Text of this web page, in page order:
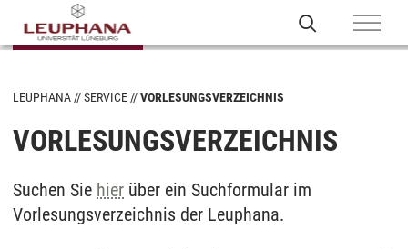
LEUPHANA SERVICE VORLESUNGSVERZEICHNIS
VORLESUNGSVERZEICHNIS
Suchen Sie hier über ein Suchformular im
Vorlesungsverzeichnis der Leuphana.